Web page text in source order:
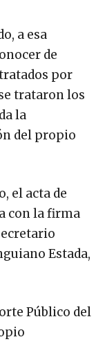
a esa
de
por
trataron los
la
del propio
el acta de
con la firma
Estada,
Público del